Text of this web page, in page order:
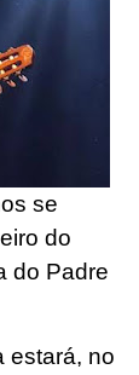
se
do
do Padre
estará, no